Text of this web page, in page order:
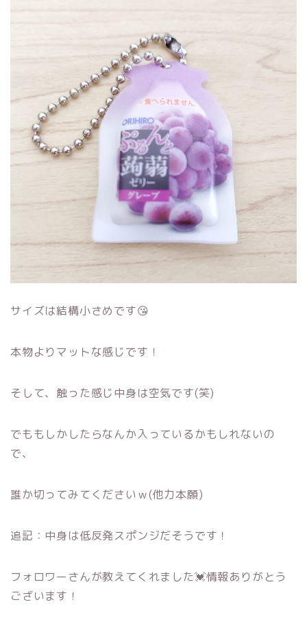
サイズは結構小さめです😘
本物よりマットな感じです！
そして、触った感じ中身は空気です(笑)
でももしかしたらなんか入っているかもしれないの
で、
誰か切ってみてくださいｗ(他力本願)
追記：中身は低反発スポンジだそうです！
フォロワーさんが教えてくれました💓情報ありがとう
ございます！